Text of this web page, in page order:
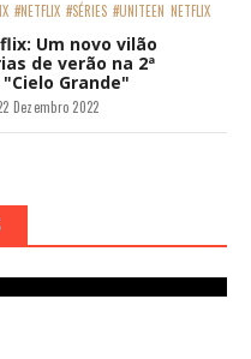
#NETFLIX #SÉRIES #UNITEEN NETFLIX
Um novo vilão
de verão na 2ª
Grande"
Dezembro 2022